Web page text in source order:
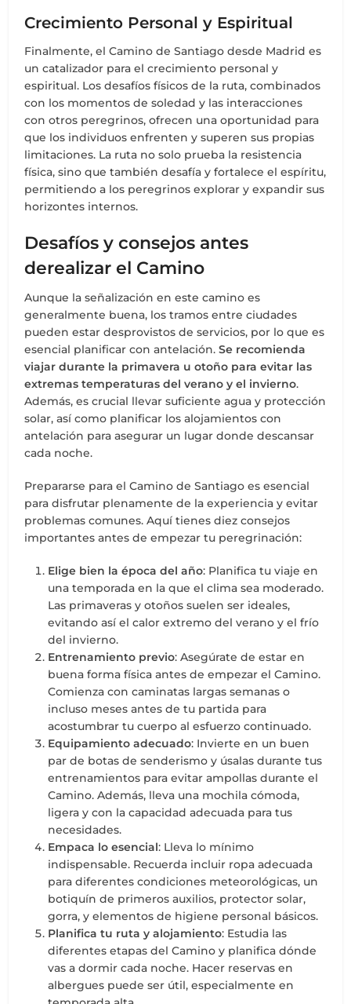
Crecimiento Personal y Espiritual
Finalmente, el Camino de Santiago desde Madrid es
un catalizador para el crecimiento personal y
espiritual. Los desafíos físicos de la ruta, combinados
con los momentos de soledad y las interacciones
con otros peregrinos, ofrecen una oportunidad para
que los individuos enfrenten y superen sus propias
limitaciones. La ruta no solo prueba la resistencia
física, sino que también desafía y fortalece el espíritu,
permitiendo a los peregrinos explorar y expandir sus
horizontes internos.
Desafíos y consejos antes
derealizar el Camino
Aunque la señalización en este camino es
generalmente buena, los tramos entre ciudades
pueden estar desprovistos de servicios, por lo que es
esencial planificar con antelación.Se recomienda
viajar durante la primavera u otoño para evitar las
extremas temperaturas del verano y el invierno.
Además, es crucial llevar suficiente agua y protección
solar, así como planificar los alojamientos con
antelación para asegurar un lugar donde descansar
cada noche.
Prepararse para el Camino de Santiago es esencial
para disfrutar plenamente de la experiencia y evitar
problemas comunes. Aquí tienes diez consejos
importantes antes de empezar tu peregrinación:
Elige bien la época del año: Planifica tu viaje en
una temporada en la que el clima sea moderado.
Las primaveras y otoños suelen ser ideales,
evitando así el calor extremo del verano y el frío
del invierno.
Entrenamiento previo: Asegúrate de estar en
buena forma física antes de empezar el Camino.
Comienza con caminatas largas semanas o
incluso meses antes de tu partida para
acostumbrar tu cuerpo al esfuerzo continuado.
Equipamiento adecuado: Invierte en un buen
par de botas de senderismo y úsalas durante tus
entrenamientos para evitar ampollas durante el
Camino. Además, lleva una mochila cómoda,
ligera y con la capacidad adecuada para tus
necesidades.
Empaca lo esencial: Lleva lo mínimo
indispensable. Recuerda incluir ropa adecuada
para diferentes condiciones meteorológicas, un
botiquín de primeros auxilios, protector solar,
gorra, y elementos de higiene personal básicos.
Planifica tu ruta y alojamiento: Estudia las
diferentes etapas del Camino y planifica dónde
vas a dormir cada noche. Hacer reservas en
albergues puede ser útil, especialmente en